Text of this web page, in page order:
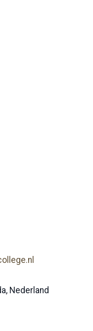
Nederland